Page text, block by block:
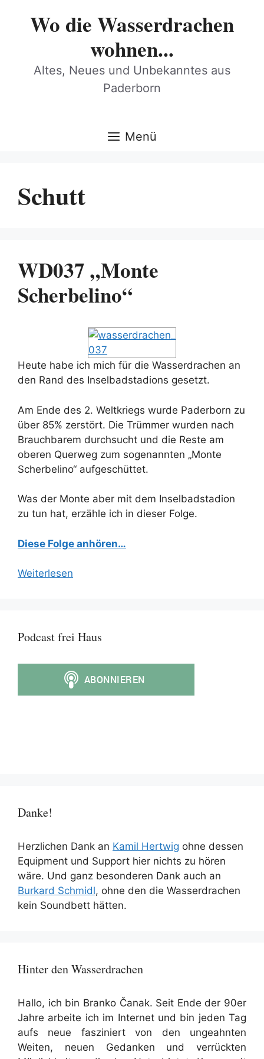
Wo die Wasserdrachen
wohnen...
Altes, Neues und Unbekanntes aus
Paderborn
Menü
Schutt
WD037 „Monte
Scherbelino“
Heute habe ich mich für die Wasserdrachen an
den Rand des Inselbadstadions gesetzt.
Am Ende des 2. Weltkriegs wurde Paderborn zu
über 85% zerstört. Die Trümmer wurden nach
Brauchbarem durchsucht und die Reste am
oberen Querweg zum sogenannten „Monte
Scherbelino“ aufgeschüttet.
Was der Monte aber mit dem Inselbadstadion
zu tun hat, erzähle ich in dieser Folge.
Diese Folge anhören…
Weiterlesen
Podcast frei Haus
Danke!
Herzlichen Dank an Kamil Hertwig ohne dessen
Equipment und Support hier nichts zu hören
wäre. Und ganz besonderen Dank auch an
Burkard Schmidl, ohne den die Wasserdrachen
kein Soundbett hätten.
Hinter den Wasserdrachen
Hallo, ich bin Branko Čanak. Seit Ende der 90er
Jahre arbeite ich im Internet und bin jeden Tag
aufs neue fasziniert von den ungeahnten
Weiten, neuen Gedanken und verrückten